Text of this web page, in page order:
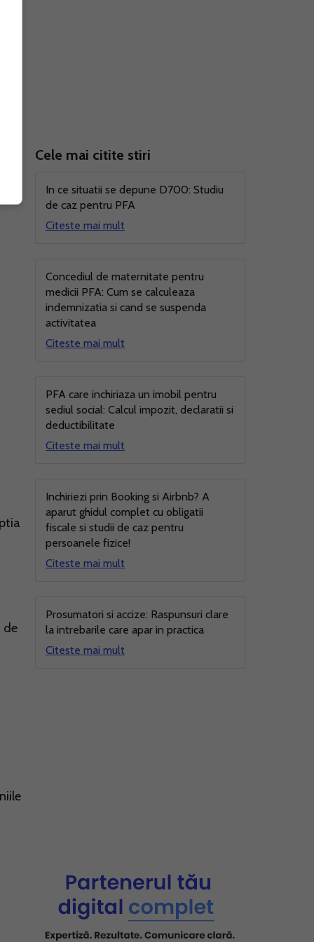
de
Cele mai citite stiri
In ce situatii se depune D700: Studiu
de caz pentru PFA
Citeste mai mult
Concediul de maternitate pentru
medicii PFA: Cum se calculeaza
indemnizatia si cand se suspenda
activitatea
Citeste mai mult
PFA care inchiriaza un imobil pentru
sediul social: Calcul impozit, declaratii si
deductibilitate
Citeste mai mult
Inchiriezi prin Booking si Airbnb? A
aparut ghidul complet cu obligatii
fiscale si studii de caz pentru
persoanele fizice!
Citeste mai mult
Prosumatori si accize: Raspunsuri clare
la intrebarile care apar in practica
Citeste mai mult